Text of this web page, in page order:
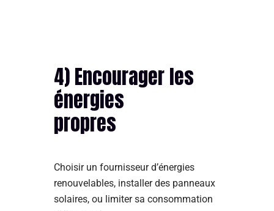
4) Encourager les
énergies
propres
Choisir un fournisseur d’énergies
renouvelables, installer des panneaux
solaires, ou limiter sa consommation